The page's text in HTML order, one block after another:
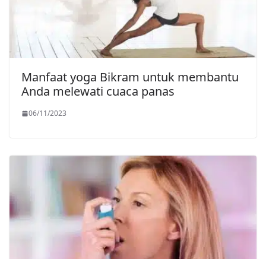
Manfaat yoga Bikram untuk membantu
Anda melewati cuaca panas
06/11/2023